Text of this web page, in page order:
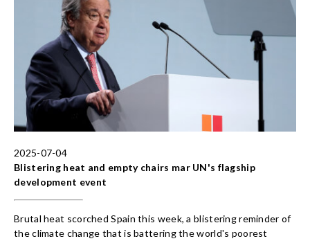
2025-07-04
Blistering heat and empty chairs mar UN's flagship
development event
Brutal heat scorched Spain this week, a blistering reminder of
the climate change that is battering the world's poorest